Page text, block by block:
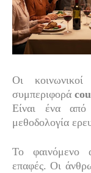
Οι
συμπεριφορά
Είναι ένα
μεθοδολογία
Το φαινόμενο
επαφές. Οι